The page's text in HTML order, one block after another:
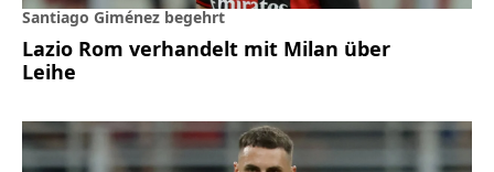
Santiago Giménez begehrt
Lazio Rom verhandelt mit Milan über
Leihe